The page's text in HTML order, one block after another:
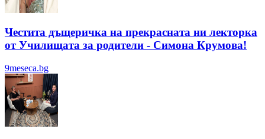
Честита дъщеричка на прекрасната ни лекторка
от Училищата за родители - Симона Крумова!
9meseca.bg